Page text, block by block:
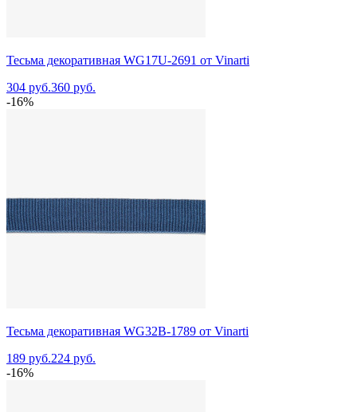
Тесьма декоративная WG17U-2691 от Vinarti
304 руб.360 руб.
-16%
Тесьма декоративная WG32B-1789 от Vinarti
189 руб.224 руб.
-16%